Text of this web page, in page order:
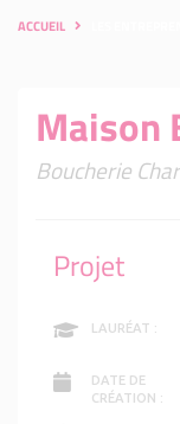
ACCUEIL
Maison
Boucherie
Projet
LAURÉAT :
DATE DE
CRÉATION :